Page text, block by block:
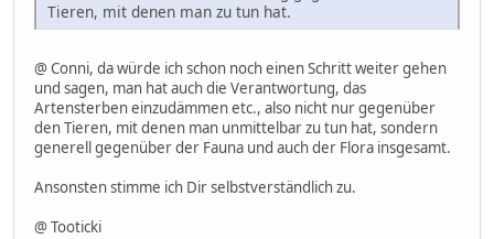
Tieren, mit denen man zu tun hat.
@ Conni, da würde ich schon noch einen Schritt weiter gehen
und sagen, man hat auch die Verantwortung, das
Artensterben einzudämmen etc., also nicht nur gegenüber
den Tieren, mit denen man unmittelbar zu tun hat, sondern
generell gegenüber der Fauna und auch der Flora insgesamt.
Ansonsten stimme ich Dir selbstverständlich zu.
@ Tooticki